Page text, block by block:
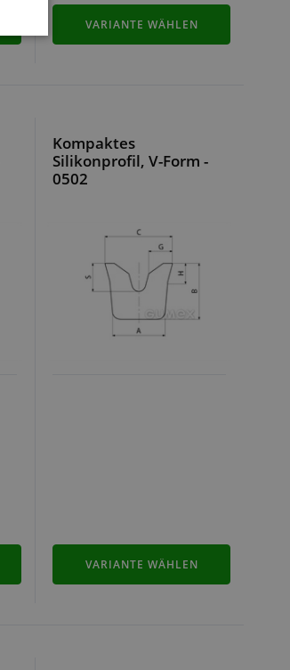
VARIANTE WÄHLEN
Kompaktes
Silikonprofil, V-Form -
0502
VARIANTE WÄHLEN